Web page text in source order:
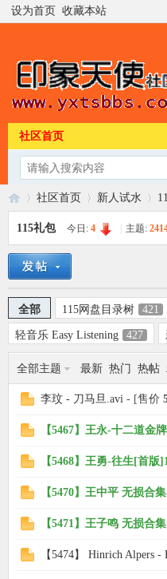
设为首页 收藏本站
社区首页
印»
社区首页 新人试水
115礼包 今日: 4 主题:
全部 115网盘目录树 421
轻音乐 Easy Listening 427
全部主题 最新 热门 热帖
李玟 - 刀马旦.avi - [售价
【5467】王永-十二道金
【5468】王勇-往生[首版
【5470】王中平 无损合
【5471】王子鸣 无损合
【5474】 Hinrich Alpers -